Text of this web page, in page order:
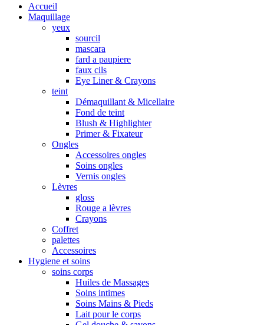
Accueil
Maquillage
yeux
sourcil
mascara
fard a paupiere
faux cils
Eye Liner & Crayons
teint
Démaquillant & Micellaire
Fond de teint
Blush & Highlighter
Primer & Fixateur
Ongles
Accessoires ongles
Soins ongles
Vernis ongles
Lèvres
gloss
Rouge a lèvres
Crayons
Coffret
palettes
Accessoires
Hygiene et soins
soins corps
Huiles de Massages
Soins intimes
Soins Mains & Pieds
Lait pour le corps